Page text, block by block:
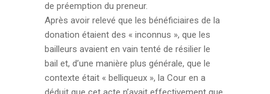
de préemption du preneur.
Après avoir relevé que les bénéficiaires de la
donation étaient des « inconnus », que les
bailleurs avaient en vain tenté de résilier le
bail et, d’une manière plus générale, que le
contexte était « belliqueux », la Cour en a